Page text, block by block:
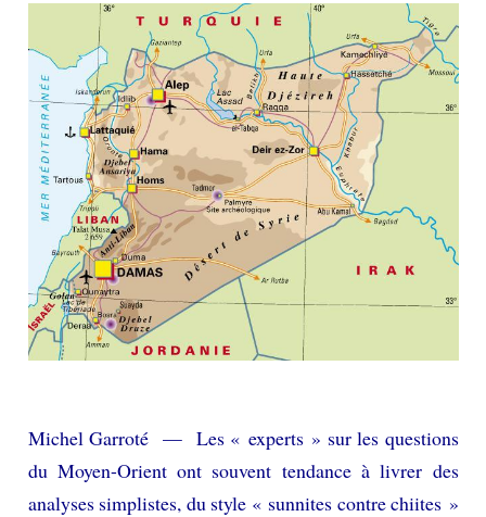
Michel Garroté — Les « experts » sur les questions
du Moyen-Orient ont souvent tendance à livrer des
analyses simplistes, du style « sunnites contre chiites »